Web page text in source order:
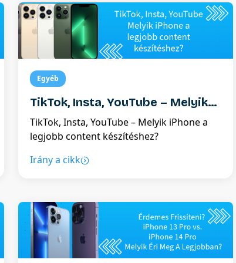
Egyéb
TikTok, Insta, YouTube – Melyik
iPhone a legjobb content
készítéshez?
TikTok, Insta, YouTube – Melyik iPhone a
legjobb content készítéshez?
Irány a cikk